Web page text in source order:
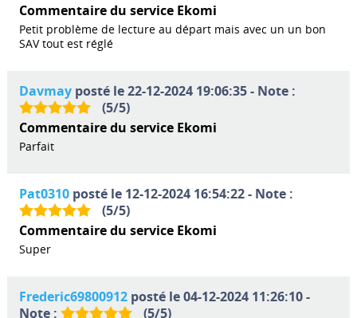
Commentaire du service Ekomi
Petit problème de lecture au départ mais avec un un bon
SAV tout est réglé
Davmayposté le 22-12-2024 19:06:35 - Note :
(5/5)
Commentaire du service Ekomi
Parfait
Pat0310posté le 12-12-2024 16:54:22 - Note :
(5/5)
Commentaire du service Ekomi
Super
Frederic69800912posté le 04-12-2024 11:26:10 -
Note :
(5/5)